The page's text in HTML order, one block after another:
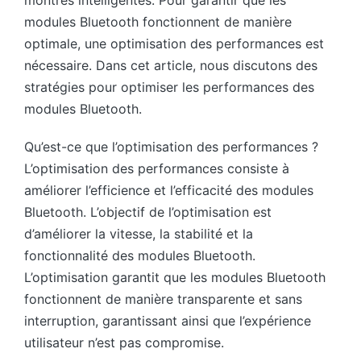
modules Bluetooth fonctionnent de manière
optimale, une optimisation des performances est
nécessaire. Dans cet article, nous discutons des
stratégies pour optimiser les performances des
modules Bluetooth.
Qu’est-ce que l’optimisation des performances ?
L’optimisation des performances consiste à
améliorer l’efficience et l’efficacité des modules
Bluetooth. L’objectif de l’optimisation est
d’améliorer la vitesse, la stabilité et la
fonctionnalité des modules Bluetooth.
L’optimisation garantit que les modules Bluetooth
fonctionnent de manière transparente et sans
interruption, garantissant ainsi que l’expérience
utilisateur n’est pas compromise.